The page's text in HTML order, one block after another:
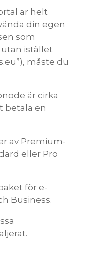
är helt
din egen
som
utan istället
måste du
är cirka
betala en
av Premium-
eller Pro
för e-
Business.